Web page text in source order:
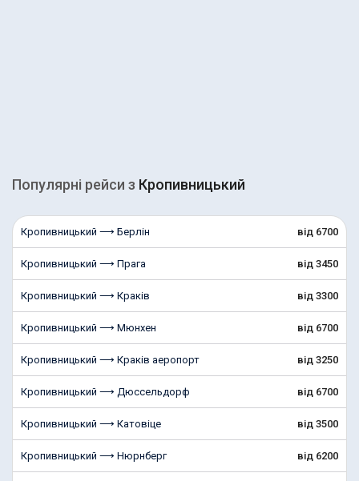
Популярні рейcи з Кропивницький
Кропивницький ⟶ Берлін від 6700
Кропивницький ⟶ Прага від 3450
Кропивницький ⟶ Краків від 3300
Кропивницький ⟶ Мюнхен від 6700
Кропивницький ⟶ Краків аеропорт від 3250
Кропивницький ⟶ Дюссельдорф від 6700
Кропивницький ⟶ Катовіце від 3500
Кропивницький ⟶ Нюрнберг від 6200